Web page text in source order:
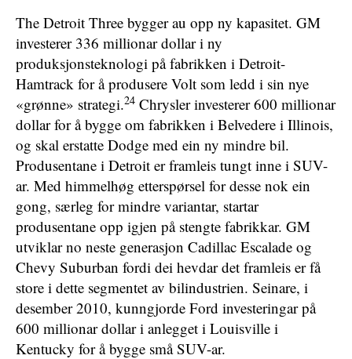
The Detroit Three bygger au opp ny kapasitet. GM
investerer 336 millionar dollar i ny
produksjonsteknologi på fabrikken i Detroit-
Hamtrack for å produsere Volt som ledd i sin nye
«grønne» strategi.24 Chrysler investerer 600 millionar
dollar for å bygge om fabrikken i Belvedere i Illinois,
og skal erstatte Dodge med ein ny mindre bil.
Produsentane i Detroit er framleis tungt inne i SUV-
ar. Med himmelhøg etterspørsel for desse nok ein
gong, særleg for mindre variantar, startar
produsentane opp igjen på stengte fabrikkar. GM
utviklar no neste generasjon Cadillac Escalade og
Chevy Suburban fordi dei hevdar det framleis er få
store i dette segmentet av bilindustrien. Seinare, i
desember 2010, kunngjorde Ford investeringar på
600 millionar dollar i anlegget i Louisville i
Kentucky for å bygge små SUV-ar.